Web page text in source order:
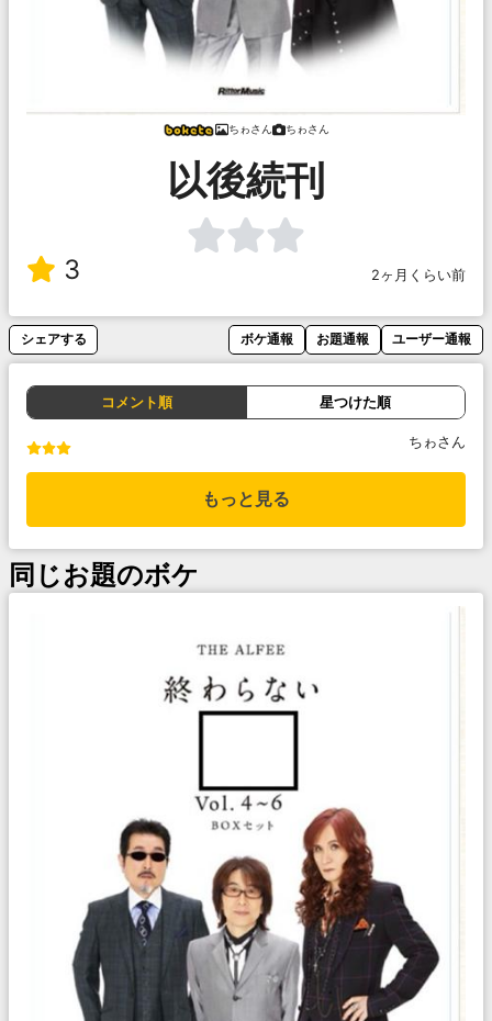
ちゎさん ちゎさん
以後続刊
3 2ヶ月くらい前
シェアする ボケ通報 お題通報 ユーザー通報
コメント順 星つけた順
ちゎさん
もっと見る
同じお題のボケ